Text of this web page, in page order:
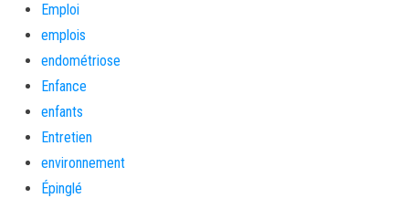
Emploi
emplois
endométriose
Enfance
enfants
Entretien
environnement
Épinglé